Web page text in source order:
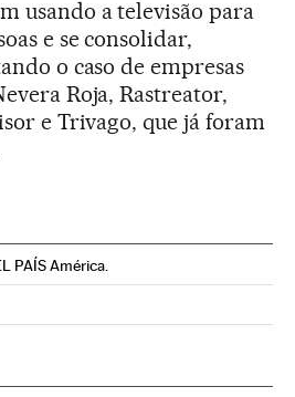
usando a televisão para
e se consolidar,
o caso de empresas
Roja, Rastreator,
e Trivago, que já foram
PAÍS América.
en Twitteren Instagram
Brasil en Facebook